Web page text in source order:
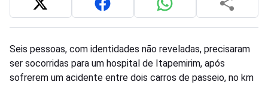
Seis pessoas, com identidades não reveladas, precisaram
ser socorridas para um hospital de Itapemirim, após
sofrerem um acidente entre dois carros de passeio, no km